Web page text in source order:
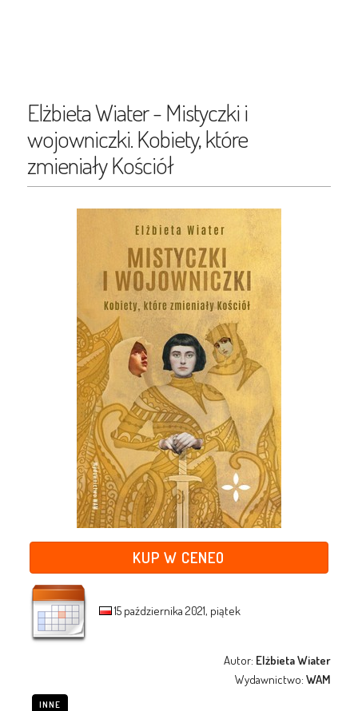
Elżbieta Wiater - Mistyczki i
wojowniczki. Kobiety, które
zmieniały Kościół
KUP W CENEO
15 października 2021, piątek
Autor: Elżbieta Wiater
Wydawnictwo:WAM
INNE